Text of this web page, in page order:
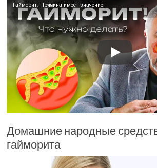
Гайморит. Причина имеет значение.
Домашние народные
гайморита